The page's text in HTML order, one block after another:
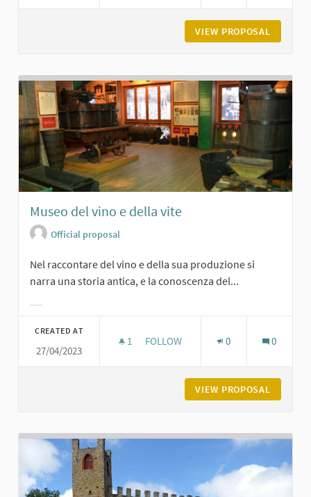
VIEW PROPOSAL
Museo del vino e della vite
Official proposal
Nel raccontare del vino e della sua produzione si
narra una storia antica, e la conoscenza del...
CREATED AT
27/04/2023
1 1 FOLLOWER
FOLLOW 0 0
VIEW PROPOSAL